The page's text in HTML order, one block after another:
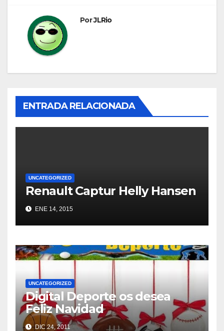
PorJLRio
ENTRADA RELACIONADA
UNCATEGORIZED
Renault Captur Helly Hansen
ENE 14, 2015
UNCATEGORIZED
Digital Deporte os desea
Feliz Navidad
DIC 24, 2011